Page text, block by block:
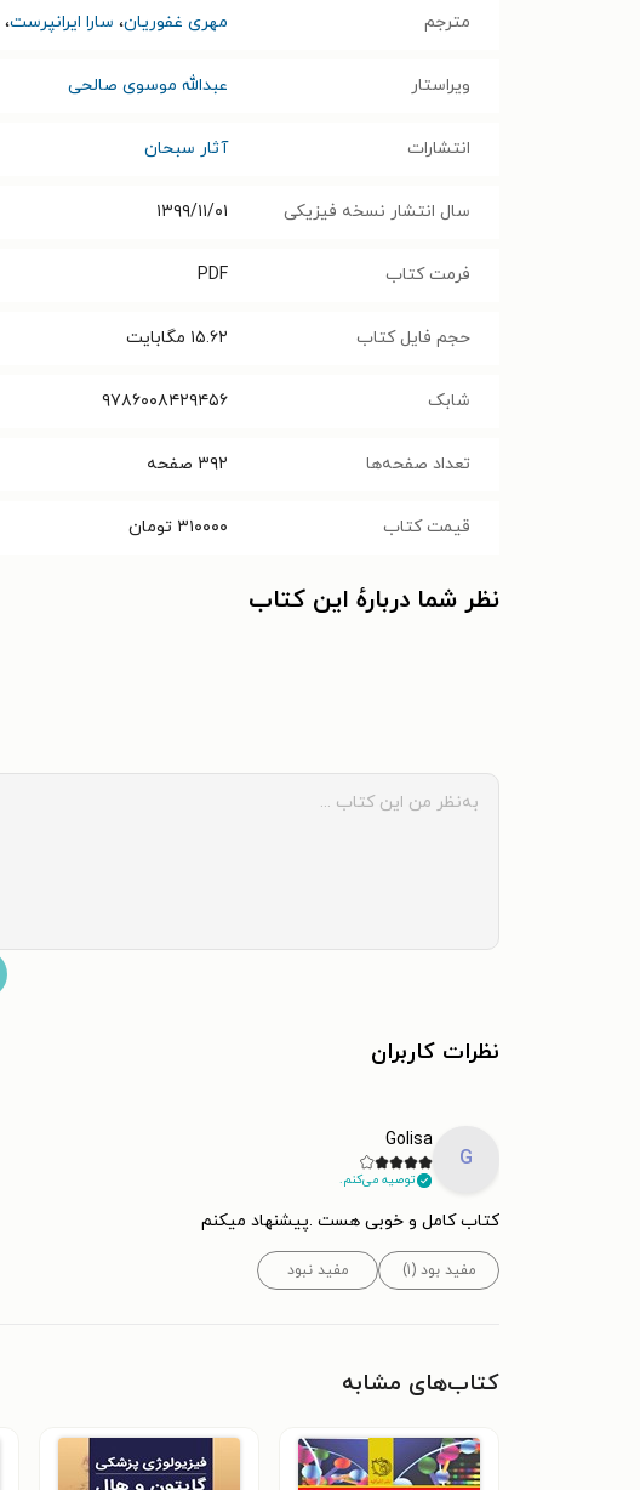
مترجم مهری غفوریان، سارا ایرانپرست،
ویراستار عبدالله موسوی صالحی
انتشارات آثار سبحان
سال انتشار نسخه فیزیکی ۱۳۹۹/۱۱/۰۱
فرمت کتاب PDF
حجم فایل کتاب ۱۵.۶۲ مگابایت
شابک ۹۷۸۶۰۰۸۴۲۹۴۵۶
تعداد صفحه‌ها ۳۹۲ صفحه
قیمت کتاب ۳۱۰۰۰۰ تومان
نظر شما دربارهٔ این کتاب
نظرات کاربران
G
Golisa
توصیه می‌کنم.
کتاب کامل و خوبی هست .پیشنهاد میکنم
مفید بود (۱) مفید نبود
کتاب‌های مشابه